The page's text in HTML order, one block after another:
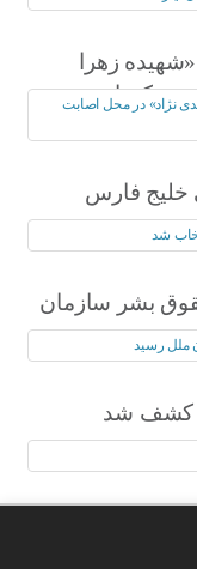
زهرا
موشک‌های
خلیج فارس
بشر سازمان